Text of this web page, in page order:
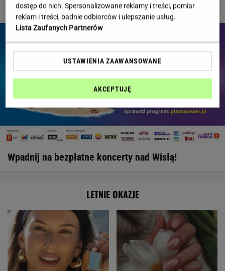
DZIEJE SIĘ!
Wpadnij na bezpłatne koncerty nad Wisłą!
LETNIE OKAZJE
dostęp do nich. Spersonalizowane reklamy i treści, pomiar
reklam i treści, badnie odbiorców i ulepszanie usług.
Lista Zaufanych Partnerów
USTAWIENIA ZAAWANSOWANE
AKCEPTUJĘ